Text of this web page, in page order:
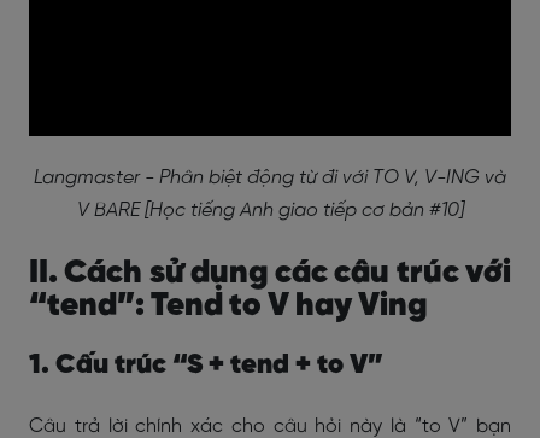
Langmaster - Phân biệt động từ đi với TO V, V-ING và
V BARE [Học tiếng Anh giao tiếp cơ bản #10]
II. Cách sử dụng các câu trúc với
“tend”: Tend to V hay Ving
1. Cấu trúc “S + tend + to V”
Câu trả lời chính xác cho câu hỏi này là “to V” bạn